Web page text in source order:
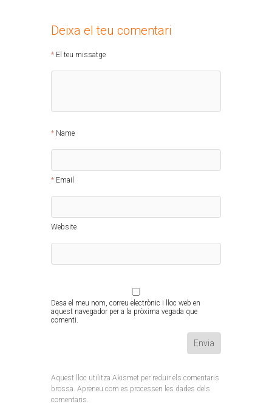
Deixa el teu comentari
El teu missatge
Name
Email
Website
Desa el meu nom, correu electrònic i lloc web en
aquest navegador per a la pròxima vegada que
comenti.
Aquest lloc utilitza Akismet per reduir els comentaris
brossa. Apreneu com es processen les dades dels
comentaris.